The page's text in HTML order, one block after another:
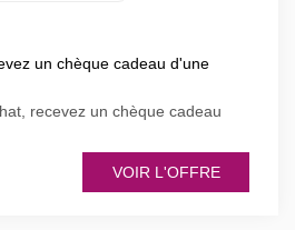
un chèque cadeau d'une
recevez un chèque cadeau
VOIR L'OFFRE